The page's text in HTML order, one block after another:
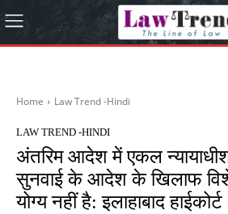
Home Law Trend -Hindi
LAW TREND -HINDI
अंतरिम आदेश में एकल न्यायाधीश
सुनवाई के आदेश के खिलाफ
योग्य नहीं है: इलाहाबाद हाईकोर्ट